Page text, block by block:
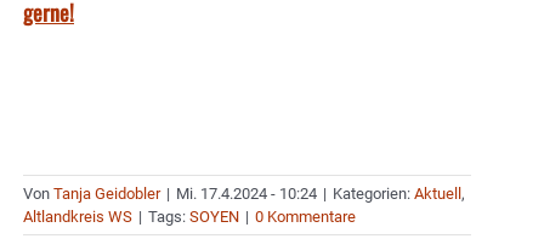
gerne!
Von Tanja Geidobler | Mi. 17.4.2024 - 10:24 | Kategorien: Aktuell ,
Altlandkreis WS | Tags: SOYEN | 0 Kommentare